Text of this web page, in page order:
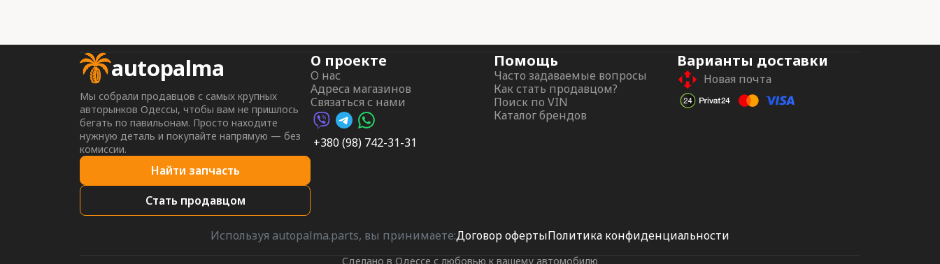
autopalma
Мы собрали продавцов с самых крупных
авторынков Одессы, чтобы вам не пришлось
бегать по павильонам. Просто находите
нужную деталь и покупайте напрямую — без
комиссии.
Найти запчасть
Стать продавцом
О проекте
О нас
Адреса магазинов
Связаться с нами
Viber AutoPalma
Telegram AutoPalma
WhatsApp AutoPalma
+380 (98) 742-31-31
Помощь
Часто задаваемые вопросы
Как стать продавцом?
Поиск по VIN
Каталог брендов
Варианты доставки
Новая почта
Используя autopalma.parts, вы принимаете:Договор офертыПолитика конфиденциальности
Сделано в Одессе с любовью к вашему автомобилю